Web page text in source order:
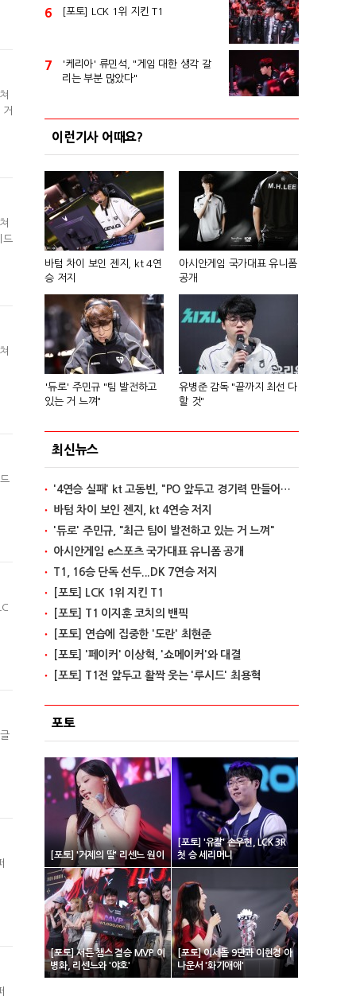
거
드
6 [포토] LCK 1위 지킨 T1
7
'케리아' 류민석, "게임 대한 생각 갈
리는 부분 많았다"
이런기사 어때요?
바텀 차이 보인 젠지, kt 4연
승 저지
아시안게임 국가대표 유니폼
공개
'듀로' 주민규 "팀 발전하고
있는 거 느껴"
유병준 감독 "끝까지 최선 다
할 것"
최신뉴스
'4연승 실패' kt 고동빈, "PO 앞두고 경기력 만들어가는 단계"
바텀 차이 보인 젠지, kt 4연승 저지
'듀로' 주민규, "최근 팀이 발전하고 있는 거 느껴"
아시안게임 e스포츠 국가대표 유니폼 공개
T1, 16승 단독 선두...DK 7연승 저지
[포토] LCK 1위 지킨 T1
[포토] T1 이지훈 코치의 밴픽
[포토] 연습에 집중한 '도란' 최현준
[포토] '페이커' 이상혁, '쇼메이커'와 대결
[포토] T1전 앞두고 활짝 웃는 '루시드' 최용혁
포토
[포토] '거제의 딸' 리센느 원이
[포토] '유칼' 손우현, LCK 3R
첫 승 세리머니
[포토] 서든 챔스 결승 MVP 이
병화, 리센느와 '야호'
[포토] 이세돌 9단과 이현경 아
나운서 '화기애애'